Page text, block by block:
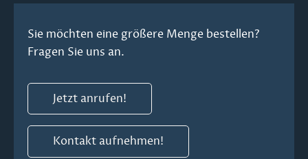
Sie möchten eine größere Menge bestellen?
Fragen Sie uns an.
Jetzt anrufen!
Kontakt aufnehmen!